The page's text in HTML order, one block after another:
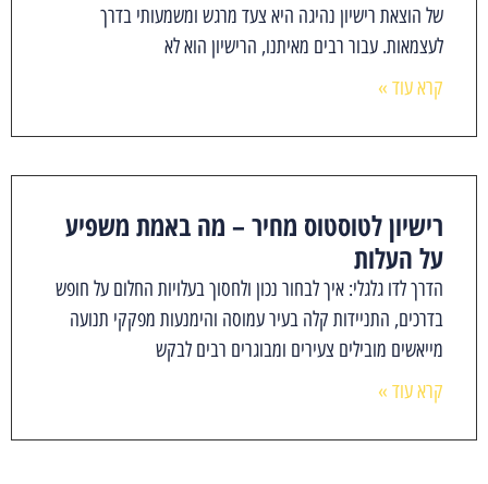
של הוצאת רישיון נהיגה היא צעד מרגש ומשמעותי בדרך
לעצמאות. עבור רבים מאיתנו, הרישיון הוא לא
קרא עוד »
רישיון לטוסטוס מחיר – מה באמת משפיע
על העלות
הדרך לדו גלגלי: איך לבחור נכון ולחסוך בעלויות החלום על חופש
בדרכים, התניידות קלה בעיר עמוסה והימנעות מפקקי תנועה
מייאשים מובילים צעירים ומבוגרים רבים לבקש
קרא עוד »